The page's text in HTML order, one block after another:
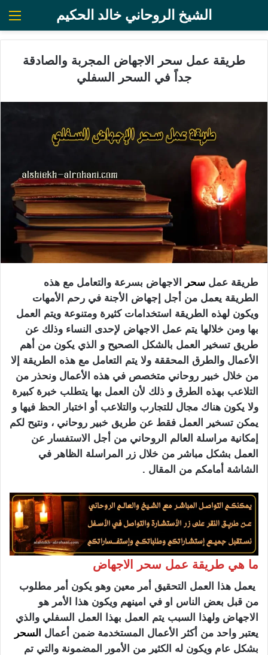
الشيخ الروحاني خالد الحكيم
طريقة عمل سحر الاجهاض المجربة والصادقة
جداً في السحر السفلي
طريقة عمل سحر
الاجهاض بسرعة والتعامل مع هذه
الطريقة يعمل من أجل إجهاض الأجنة في رحم الأمهات
ويكون لهذه الطريقة استخدامات كثيرة ومتنوعة ويتم العمل
بها ومن خلالها يتم عمل الاجهاض لإحدى النساء وذلك عن
طريق تسخير العمل بالشكل الصحيح و الذي يكون من أهم
الأعمال والطرق المحققة ولا يتم التعامل مع هذه الطريقة إلا
من خلال خبير روحاني متخصص في هذه الأعمال ونحذر من
التلاعب بهذه الطرق و ذلك لأن العمل بها يتطلب خبرة كبيرة
ولا يكون هناك مجال للتجارب والتلاعب أو اختبار الحظ فيها و
يمكن تسخير العمل فقط عن طريق خبير روحاني ، ونتيح لكم
إمكانية مراسلة العالم الروحاني من أجل الاستفسار عن
العمل بشكل مباشر من خلال زر المراسلة الظاهر في
الشاشة أمامكم من المقال .
ما هي طريقة عمل سحر الاجهاض
يعمل هذا العمل التحقيق أمر معين وهو يكون أمر مطلوب
من قبل بعض الناس او في امينهم ويكون هذا الأمر هو
الاجهاض ولهذا السبب يتم العمل بهذا العمل السفلي والذي
يعتبر واحد من أكثر الأعمال المستخدمة ضمن أعمال السحر
بشكل عام ويكون له الكثير من الأمور المضمونة والتي تم